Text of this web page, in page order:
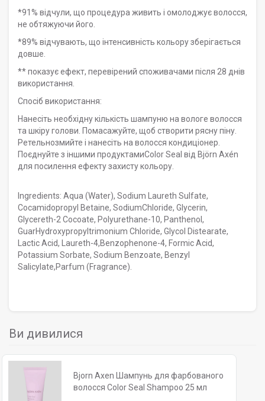
*91% відчули, що процедура живить і омолоджує волосся,
не обтяжуючи його.
*89% відчувають, що інтенсивність кольору зберігається
довше.
** показує ефект, перевірений споживачами після 28 днів
використання.
Спосіб використання:
Нанесіть необхідну кількість шампуню на вологе волосся
та шкіру голови. Помасажуйте, щоб створити рясну піну.
Ретельнозмийте і нанесіть на волосся кондиціонер.
Поєднуйте з іншими продуктамиColor Seal від Björn Axén
для посилення ефекту захисту кольору.
Ingredients: Aqua (Water), Sodium Laureth Sulfate,
Cocamidopropyl Betaine, SodiumChloride, Glycerin,
Glycereth-2 Cocoate, Polyurethane-10, Panthenol,
GuarHydroxypropyltrimonium Chloride, Glycol Distearate,
Lactic Acid, Laureth-4,Benzophenone-4, Formic Acid,
Potassium Sorbate, Sodium Benzoate, Benzyl
Salicylate,Parfum (Fragrance).
Ви дивилися
Bjorn Axen Шампунь для фарбованого
волосся Color Seal Shampoo 25 мл